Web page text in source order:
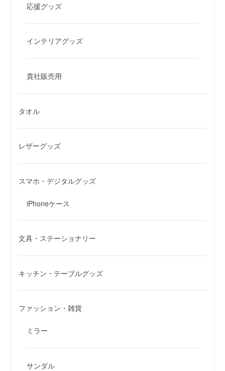
応援グッズ
インテリアグッズ
貴社販売用
タオル
レザーグッズ
スマホ・デジタルグッズ
iPhoneケース
文具・ステーショナリー
キッチン・テーブルグッズ
ファッション・雑貨
ミラー
サンダル